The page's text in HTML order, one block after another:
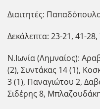
Διαιτητές:
Δεκάλεπτα: 23-21, 41-
Ν.Ιωνία (Λημναίος):
(2), Συντάκας 14 (1),
3 (1), Παναγιώτου 2,
Σιδέρης 8,